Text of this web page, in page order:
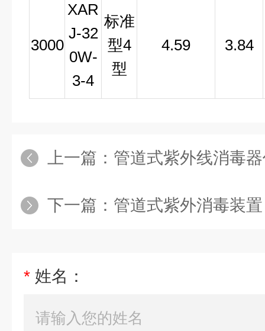
3000
XAR
J-32
0W-
3-4
标准
型4
型
4.59 3.84
上一篇： 管道式紫外线消毒
下一篇： 管道式紫外消毒装置
* 姓名：